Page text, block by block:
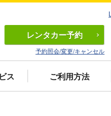
レンタカー予約
予約照会/変更/キャンセル
ス ご利用方法